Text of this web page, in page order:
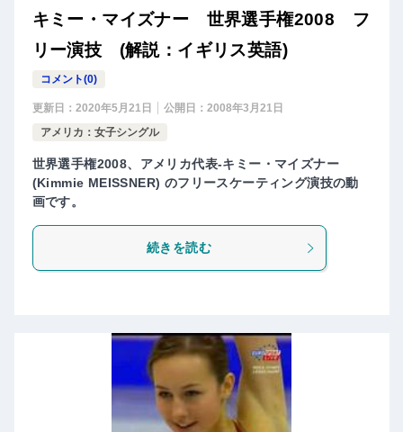
キミー・マイズナー 世界選手権2008 フ
リー演技 (解説：イギリス英語)
コメント(0)
更新日： 2020年5月21日 公開日： 2008年3月21日
アメリカ：女子シングル
世界選手権2008、アメリカ代表-キミー・マイズナー
(Kimmie MEISSNER) のフリースケーティング演技の動
画です。
続きを読む